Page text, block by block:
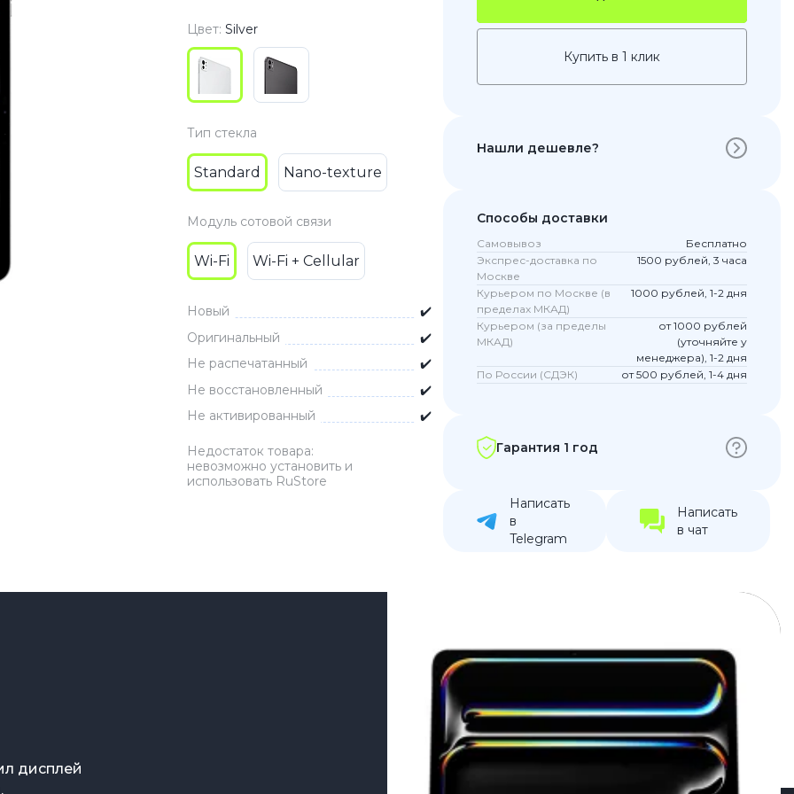
Honor
Honor Magic 8 Pro
Аксессуары
Чехлы
Защитные стекла
Зарядные устройства
Внешние аккумуляторы
Кабели
Цвет: Silver
Тип стекла
Standard Nano-texture
Модуль сотовой связи
Wi-Fi Wi-Fi + Cellular
Новый
✔️
Оригинальный
✔️
Не распечатанный
✔️
Не восстановленный
✔️
Не активированный
✔️
Недостаток товара:
невозможно установить и
использовать RuStore
Купить в 1 клик
Нашли дешевле?
Способы доставки
Самовывоз
Бесплатно
Экспрес-доставка по
Москве
1500 рублей, 3 часа
Курьером по Москве (в
пределах МКАД)
1000 рублей, 1-2 дня
Курьером (за пределы
МКАД)
от 1000 рублей
(уточняйте у
менеджера), 1-2 дня
По России (СДЭК)
от 500 рублей, 1-4 дня
Гарантия 1 год
Написать
в
Telegram
Написать
в чат
с
дисплей